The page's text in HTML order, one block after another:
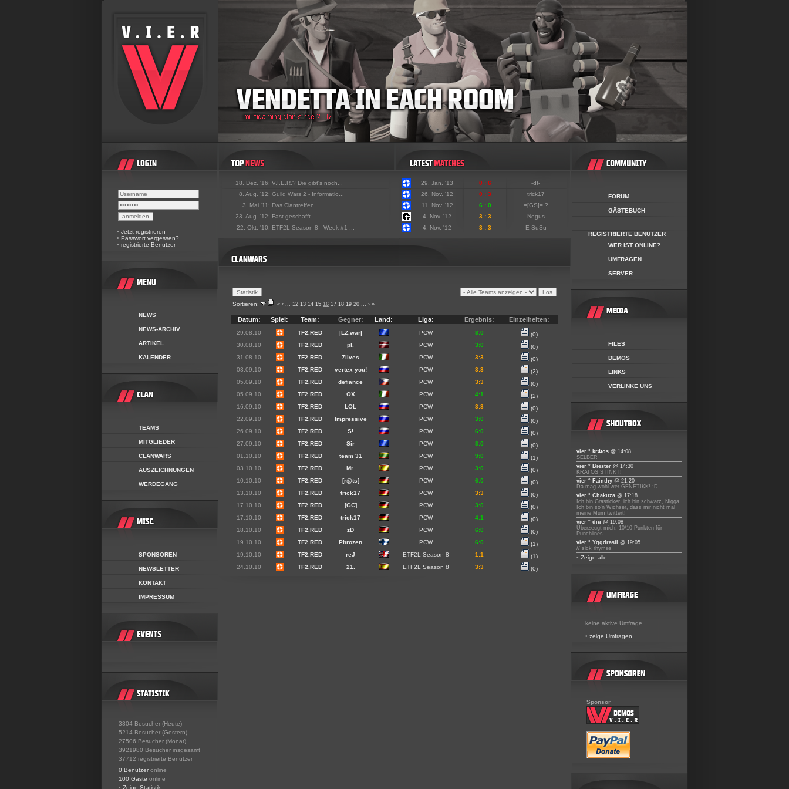
• Jetzt registrieren
• Passwort vergessen?
• registrierte Benutzer
NEWS
NEWS-ARCHIV
ARTIKEL
KALENDER
TEAMS
MITGLIEDER
CLANWARS
AUSZEICHNUNGEN
WERDEGANG
SPONSOREN
NEWSLETTER
KONTAKT
IMPRESSUM
3804 Besucher (Heute)
5214 Besucher (Gestern)
27506 Besucher (Monat)
3921980 Besucher insgesamt
37712 registrierte Benutzer
0 Benutzer online
100 Gäste online
• Zeige Statistik
18. Dez. '16: V.I.E.R.? Die gibt's noch...
8. Aug. '12: Guild Wars 2 - Informatio...
3. Mai '11: Das Clantreffen
23. Aug. '12: Fast geschafft
22. Okt. '10: ETF2L Season 8 - Week #1 ...
29. Jan. '13 0 : 6
-df-
26. Nov. '12
0 : 3
trick17
11. Nov. '12
6 : 0
=[GS]= ?
4. Nov. '12
3 : 3
Negus
4. Nov. '12
3 : 3 E-SuSu
Sortieren: « ‹ ... 12 13 14 15 16 17 18 19 20 ... › »
Datum: Spiel: Team: Gegner: Land: Liga: Ergebnis: Einzelheiten:
29.08.10 TF2.RED |LZ.war| PCW 3:0
(0)
30.08.10
TF2.RED pl. PCW 3:0
(0)
31.08.10
TF2.RED 7lives PCW 3:3
(0)
03.09.10
TF2.RED vertex you! PCW 3:3
(2)
05.09.10
TF2.RED defiance PCW 3:3
(0)
05.09.10
TF2.RED OX PCW 4:1
(2)
16.09.10
TF2.RED LOL PCW 3:3
(0)
22.09.10
TF2.RED Impressive PCW 3:0
(0)
26.09.10
TF2.RED S! PCW 6:0
(0)
27.09.10
TF2.RED Sir PCW 3:0
(0)
01.10.10
TF2.RED team 31 PCW 9:0
(1)
03.10.10
TF2.RED Mr. PCW 3:0
(0)
10.10.10
TF2.RED [r@ts] PCW 6:0
(0)
13.10.10
TF2.RED trick17 PCW 3:3
(0)
17.10.10
TF2.RED [GC] PCW 3:0
(0)
17.10.10
TF2.RED trick17 PCW 4:1
(0)
18.10.10
TF2.RED zD PCW 6:0
(0)
19.10.10
TF2.RED Phrozen PCW 6:0
(1)
19.10.10
TF2.RED reJ ETF2L Season 8 1:1
(1)
24.10.10
TF2.RED 21. ETF2L Season 8 3:3 (0)
FORUM
GÄSTEBUCH
REGISTRIERTE BENUTZER
WER IST ONLINE?
UMFRAGEN
SERVER
FILES
DEMOS
LINKS
VERLINKE UNS
vier ° kr4tos @ 14:08
SELBER
vier ° Biester @ 14:30
KRATOS STINKT!
vier ° Fainthy @ 21:20
Da mag wohl wer GENETIKK! :D
vier ° Chakuza @ 17:18
Ich bin Grasticker, ich bin schwarz, Nigga
Ich bin so'n Wichser, dass mir nicht mal
meine Mum twittert!
vier ° diu @ 19:08
Überzeugt mich, 10/10 Punkten für
Punchlines.
vier ° Yggdrasil
@ 19:05
// sick rhymes
• Zeige alle
keine aktive Umfrage
• zeige Umfragen
Sponsor